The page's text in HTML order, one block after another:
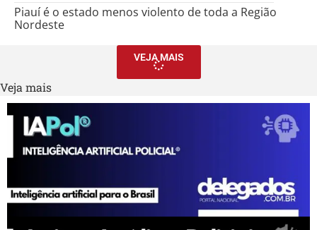
Piauí é o estado menos violento de toda a Região
Nordeste
VEJA MAIS
Veja mais